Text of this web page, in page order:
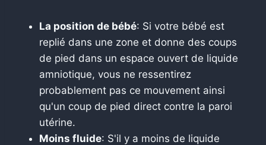
La position de bébé: Si votre bébé est
replié dans une zone et donne des coups
de pied dans un espace ouvert de liquide
amniotique, vous ne ressentirez
probablement pas ce mouvement ainsi
qu'un coup de pied direct contre la paroi
utérine.
Moins fluide: S'il y a moins de liquide